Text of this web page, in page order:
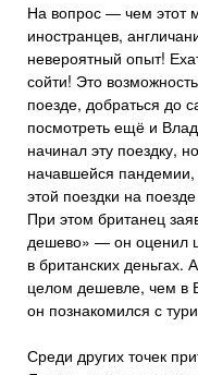
На вопрос — чем этот
иностранцев,
невероятный опыт!
сойти! Это
поезде, добраться до
посмотреть ещё и
начинал эту поездку,
начавшейся пандемии,
этой поездки на
При этом британец
дешево» — он оценил
в британских деньгах.
целом дешевле, чем в
он познакомился с
Среди других точек